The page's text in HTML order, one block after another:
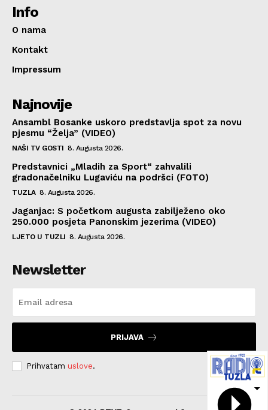
Info
O nama
Kontakt
Impressum
Najnovije
Ansambl Bosanke uskoro predstavlja spot za novu
pjesmu “Želja” (VIDEO)
NAŠI TV GOSTI 8. Augusta 2026.
Predstavnici „Mladih za Sport“ zahvalili
gradonačelniku Lugaviću na podršci (FOTO)
TUZLA 8. Augusta 2026.
Jaganjac: S početkom augusta zabilježeno oko
250.000 posjeta Panonskim jezerima (VIDEO)
LJETO U TUZLI 8. Augusta 2026.
Newsletter
PRIJAVA
Prihvatam uslove.